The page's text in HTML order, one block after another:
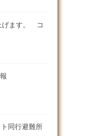
げます。 コ
同行避難所